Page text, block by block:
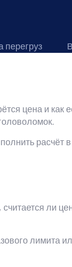
перегруз
цена и как
расчёт
ли
лимита